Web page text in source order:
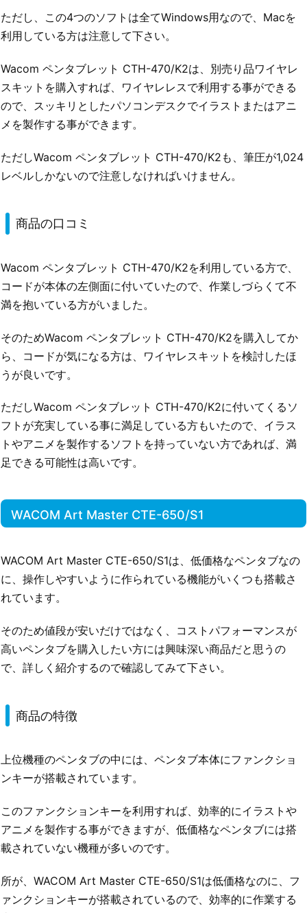
ただし、この4つのソフトは全てWindows用なので、Macを
利用している方は注意して下さい。
Wacom ペンタブレット CTH-470/K2は、別売り品ワイヤレ
スキットを購入すれば、ワイヤレレスで利用する事ができる
ので、スッキリとしたパソコンデスクでイラストまたはアニ
メを製作する事ができます。
ただしWacom ペンタブレット CTH-470/K2も、筆圧が1,024
レベルしかないので注意しなければいけません。
商品の口コミ
Wacom ペンタブレット CTH-470/K2を利用している方で、
コードが本体の左側面に付いていたので、作業しづらくて不
満を抱いている方がいました。
そのためWacom ペンタブレット CTH-470/K2を購入してか
ら、コードが気になる方は、ワイヤレスキットを検討したほ
うが良いです。
ただしWacom ペンタブレット CTH-470/K2に付いてくるソ
フトが充実している事に満足している方もいたので、イラス
トやアニメを製作するソフトを持っていない方であれば、満
足できる可能性は高いです。
WACOM Art Master CTE-650/S1
WACOM Art Master CTE-650/S1は、低価格なペンタブなの
に、操作しやすいように作られている機能がいくつも搭載さ
れています。
そのため値段が安いだけではなく、コストパフォーマンスが
高いペンタブを購入したい方には興味深い商品だと思うの
で、詳しく紹介するので確認してみて下さい。
商品の特徴
上位機種のペンタブの中には、ペンタブ本体にファンクショ
ンキーが搭載されています。
このファンクションキーを利用すれば、効率的にイラストや
アニメを製作する事ができますが、低価格なペンタブには搭
載されていない機種が多いのです。
所が、WACOM Art Master CTE-650/S1は低価格なのに、フ
ァンクションキーが搭載されているので、効率的に作業する